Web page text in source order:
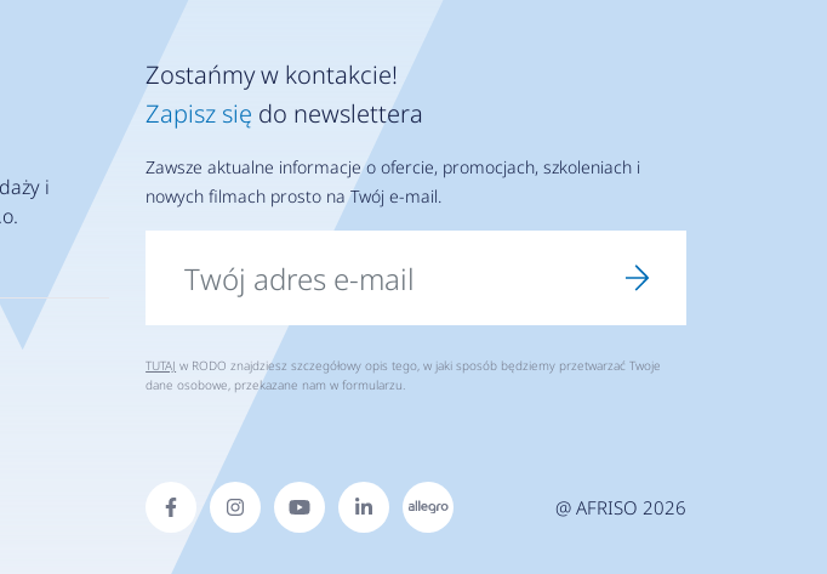
i
Zostańmy w kontakcie!
Zapisz się do newslettera
Zawsze aktualne informacje o ofercie, promocjach, szkoleniach i
nowych filmach prosto na Twój e-mail.
TUTAJ w RODO znajdziesz szczegółowy opis tego, w jaki sposób będziemy przetwarzać Twoje
dane osobowe, przekazane nam w formularzu.
@ AFRISO 2026